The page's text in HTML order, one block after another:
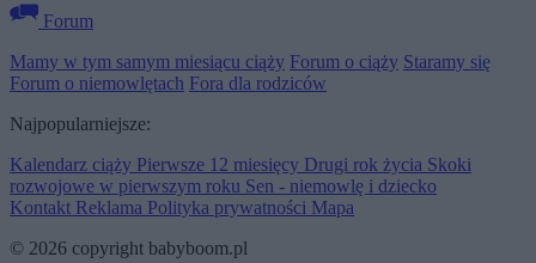
Forum
Mamy w tym samym miesiącu ciąży Forum o ciąży Staramy się
Forum o niemowlętach Fora dla rodziców
Najpopularniejsze:
Kalendarz ciąży Pierwsze 12 miesięcy Drugi rok życia Skoki
rozwojowe w pierwszym roku Sen - niemowlę i dziecko
Kontakt Reklama Polityka prywatności Mapa
© 2026 copyright babyboom.pl